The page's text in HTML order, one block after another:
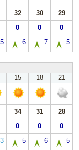
32 30
29
0 0 0
5 6 7 5
15 18 21
34 31
28
0 0 0
3 5 6 5